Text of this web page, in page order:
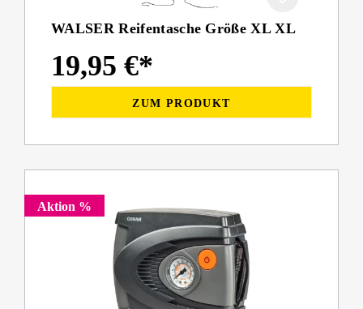
WALSER Reifentasche Größe XL XL
19,95 €*
ZUM PRODUKT
Aktion %